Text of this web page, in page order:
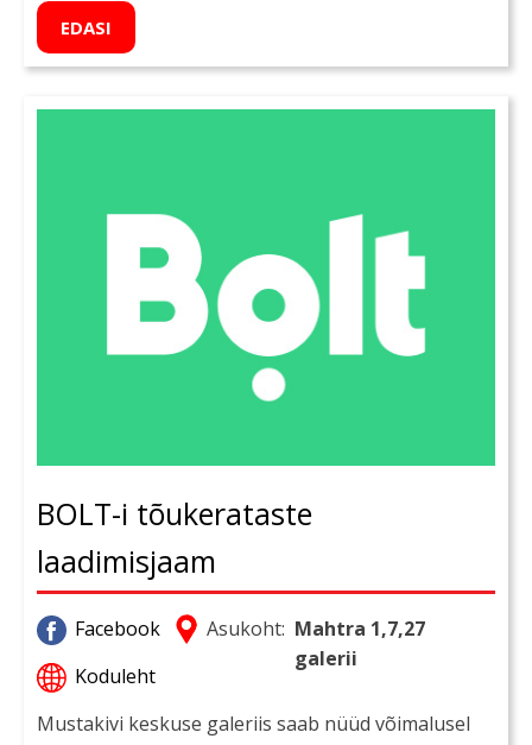
EDASI
BOLT-i tõukerataste
laadimisjaam
Facebook
Koduleht
Asukoht: Mahtra 1,7,27
galerii
Mustakivi keskuse galeriis saab nüüd võimalusel